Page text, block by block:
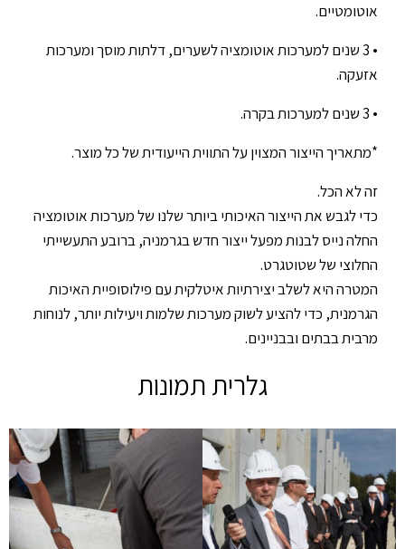
אוטומטיים.
• 3 שנים למערכות אוטומציה לשערים, דלתות מוסך ומערכות
אזעקה.
• 3 שנים למערכות בקרה.
*מתאריך הייצור המצוין על התווית הייעודית של כל מוצר.
זה לא הכל.
כדי לגבש את הייצור האיכותי ביותר שלנו של מערכות אוטומציה
החלה נייס לבנות מפעל ייצור חדש בגרמניה, ברובע התעשייתי
החלוצי של שטוטגרט.
המטרה היא לשלב יצירתיות איטלקית עם פילוסופיית האיכות
הגרמנית, כדי להציע לשוק מערכות שלמות ויעילות יותר, לנוחות
מרבית בבתים ובבניינים.
גלרית תמונות